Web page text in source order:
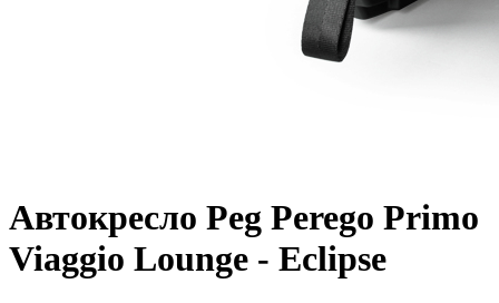
Автокресло Peg Perego Primo
Viaggio Lounge - Eclipse